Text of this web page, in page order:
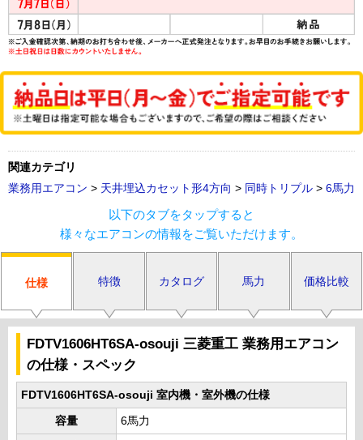
関連カテゴリ
業務用エアコン > 天井埋込カセット形4方向 > 同時トリプル > 6馬力
以下のタブをタップすると
様々なエアコンの情報をご覧いただけます。
仕様 特徴 カタログ 馬力 価格比較
FDTV1606HT6SA-osouji 三菱重工 業務用エアコン
の仕様・スペック
FDTV1606HT6SA-osouji 室内機・室外機の仕様
容量 6馬力